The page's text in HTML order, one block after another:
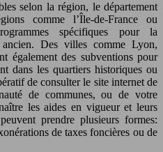
selon la région, le département
comme l’Île-de-France ou
spécifiques pour la
Des villes comme Lyon,
également des subventions pour
dans les quartiers historiques ou
de consulter le site internet de
de communes, ou de votre
les aides en vigueur et leurs
prendre plusieurs formes:
de taxes foncières ou de